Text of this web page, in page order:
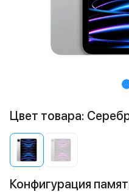
Цвет товара:
Конфигурация